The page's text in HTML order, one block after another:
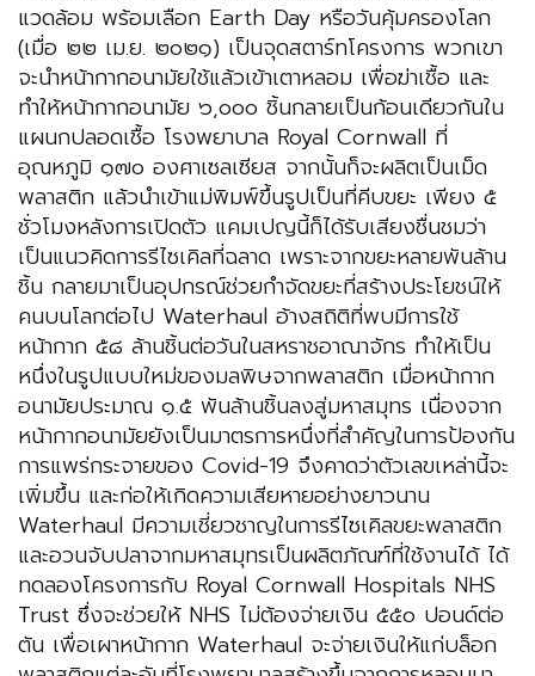
แวดล้อม พร้อมเลือก Earth Day หรือวันคุ้มครองโลก
(เมื่อ ๒๒ เม.ย. ๒๐๒๑) เป็นจุดสตาร์ทโครงการ พวกเขา
จะนำหน้ากากอนามัยใช้แล้วเข้าเตาหลอม เพื่อฆ่าเชื้อ และ
ทำให้หน้ากากอนามัย ๖,๐๐๐ ชิ้นกลายเป็นก้อนเดียวกันใน
แผนกปลอดเชื้อ โรงพยาบาล Royal Cornwall ที่
อุณหภูมิ ๑๗๐ องศาเซลเซียส จากนั้นก็จะผลิตเป็นเม็ด
พลาสติก แล้วนำเข้าแม่พิมพ์ขึ้นรูปเป็นที่คีบขยะ เพียง ๕
ชั่วโมงหลังการเปิดตัว แคมเปญนี้ก็ได้รับเสียงชื่นชมว่า
เป็นแนวคิดการรีไซเคิลที่ฉลาด เพราะจากขยะหลายพันล้าน
ชิ้น กลายมาเป็นอุปกรณ์ช่วยกำจัดขยะที่สร้างประโยชน์ให้
คนบนโลกต่อไป Waterhaul อ้างสถิติที่พบมีการใช้
หน้ากาก ๕๘ ล้านชิ้นต่อวันในสหราชอาณาจักร ทำให้เป็น
หนึ่งในรูปแบบใหม่ของมลพิษจากพลาสติก เมื่อหน้ากาก
อนามัยประมาณ ๑.๕ พันล้านชิ้นลงสู่มหาสมุทร เนื่องจาก
หน้ากากอนามัยยังเป็นมาตรการหนึ่งที่สำคัญในการป้องกัน
การแพร่กระจายของ Covid-19 จึงคาดว่าตัวเลขเหล่านี้จะ
เพิ่มขึ้น และก่อให้เกิดความเสียหายอย่างยาวนาน
Waterhaul มีความเชี่ยวชาญในการรีไซเคิลขยะพลาสติก
และอวนจับปลาจากมหาสมุทรเป็นผลิตภัณฑ์ที่ใช้งานได้ ได้
ทดลองโครงการกับ Royal Cornwall Hospitals NHS
Trust ซึ่งจะช่วยให้ NHS ไม่ต้องจ่ายเงิน ๕๕๐ ปอนด์ต่อ
ตัน เพื่อเผาหน้ากาก Waterhaul จะจ่ายเงินให้แก่บล็อก